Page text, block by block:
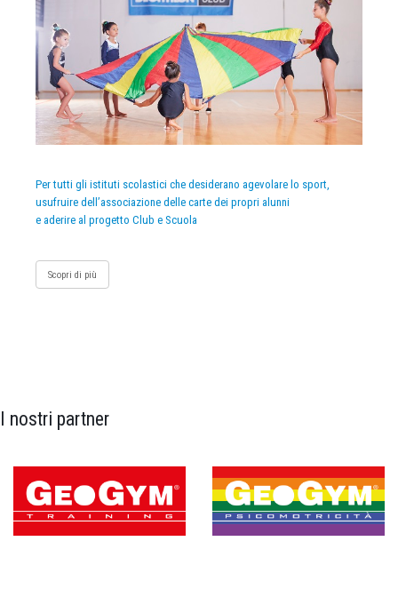
Per tutti gli istituti scolastici che desiderano agevolare lo sport,
usufruire dell’associazione delle carte dei propri alunni
e aderire al progetto Club e Scuola
Scopri di più
I nostri partner